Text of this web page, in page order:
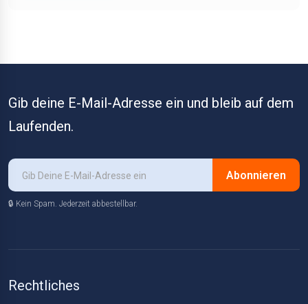
Gib deine E-Mail-Adresse ein und bleib auf dem
Laufenden.
Abonnieren
🔒 Kein Spam. Jederzeit abbestellbar.
Rechtliches